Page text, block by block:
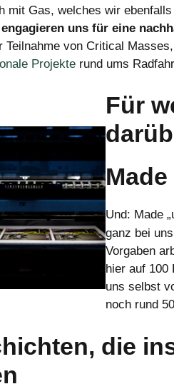
mit Gas, welches wir
engagieren uns für eine
Teilnahme von Critical
Projekte rund ums
Für
Und: Made
ganz bei
Vorgaben
hier auf 100
uns selbst
noch rund
die